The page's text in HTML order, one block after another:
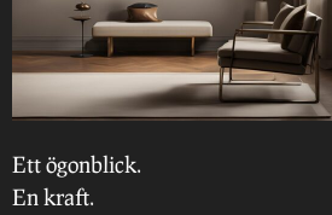
Ett ögonblick.
En kraft.